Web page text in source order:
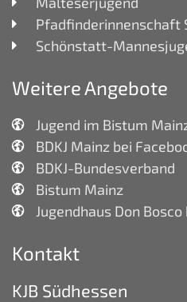
Pfadfinderinnenschaft
Schönstatt-
Weitere Angebote
Jugend im Bistum
BDKJ Mainz bei
BDKJ-Bundesverband
Bistum Mainz
Jugendhaus Don
Kontakt
KJB Südhessen